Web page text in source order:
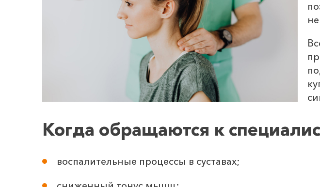
Когда обращаются к
воспалительные процессы в суставах;